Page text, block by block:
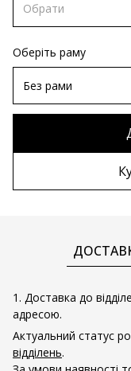
Обрати
70х70 см
80х80 см
Оберіть раму
Без рами
1. Доставка до
адресою.
Актуальний статус
відділень.